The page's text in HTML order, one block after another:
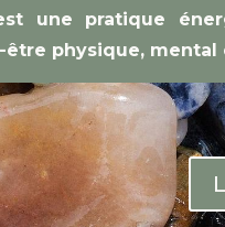
une pratique
être physique,